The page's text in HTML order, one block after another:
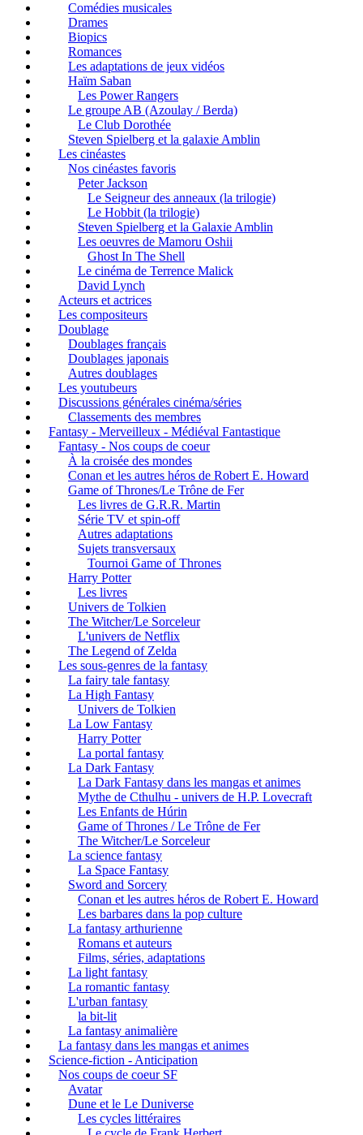
Comédies musicales
Drames
Biopics
Romances
Les adaptations de jeux vidéos
Haïm Saban
Les Power Rangers
Le groupe AB (Azoulay / Berda)
Le Club Dorothée
Steven Spielberg et la galaxie Amblin
Les cinéastes
Nos cinéastes favoris
Peter Jackson
Le Seigneur des anneaux (la trilogie)
Le Hobbit (la trilogie)
Steven Spielberg et la Galaxie Amblin
Les oeuvres de Mamoru Oshii
Ghost In The Shell
Le cinéma de Terrence Malick
David Lynch
Acteurs et actrices
Les compositeurs
Doublage
Doublages français
Doublages japonais
Autres doublages
Les youtubeurs
Discussions générales cinéma/séries
Classements des membres
Fantasy - Merveilleux - Médiéval Fantastique
Fantasy - Nos coups de coeur
À la croisée des mondes
Conan et les autres héros de Robert E. Howard
Game of Thrones/Le Trône de Fer
Les livres de G.R.R. Martin
Série TV et spin-off
Autres adaptations
Sujets transversaux
Tournoi Game of Thrones
Harry Potter
Les livres
Univers de Tolkien
The Witcher/Le Sorceleur
L'univers de Netflix
The Legend of Zelda
Les sous-genres de la fantasy
La fairy tale fantasy
La High Fantasy
Univers de Tolkien
La Low Fantasy
Harry Potter
La portal fantasy
La Dark Fantasy
La Dark Fantasy dans les mangas et animes
Mythe de Cthulhu - univers de H.P. Lovecraft
Les Enfants de Húrin
Game of Thrones / Le Trône de Fer
The Witcher/Le Sorceleur
La science fantasy
La Space Fantasy
Sword and Sorcery
Conan et les autres héros de Robert E. Howard
Les barbares dans la pop culture
La fantasy arthurienne
Romans et auteurs
Films, séries, adaptations
La light fantasy
La romantic fantasy
L'urban fantasy
la bit-lit
La fantasy animalière
La fantasy dans les mangas et animes
Science-fiction - Anticipation
Nos coups de coeur SF
Avatar
Dune et le Le Duniverse
Les cycles littéraires